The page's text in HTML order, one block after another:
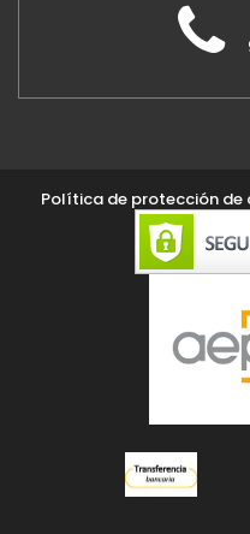
Política de protección de